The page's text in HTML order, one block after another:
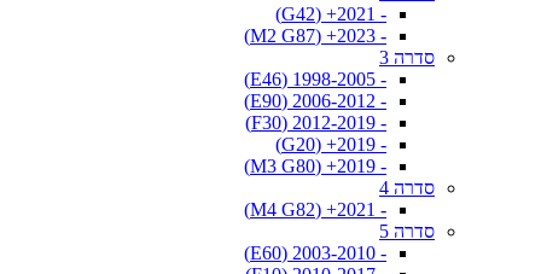
- 2021+ (G42)
- 2023+ (M2 G87)
סדרה 3
- 1998-2005 (E46)
- 2006-2012 (E90)
- 2012-2019 (F30)
- 2019+ (G20)
- 2019+ (M3 G80)
סדרה 4
- 2021+ (M4 G82)
סדרה 5
- 2003-2010 (E60)